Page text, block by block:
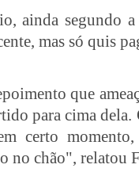
ainda segundo
mas só quis
que
para cima
certo
no chão", relatou